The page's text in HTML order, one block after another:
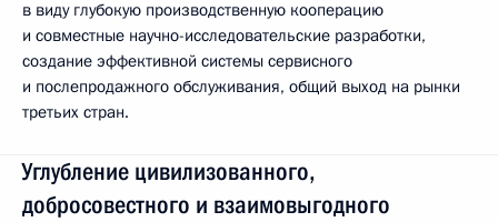
в виду глубокую производственную кооперацию
и совместные научно-исследовательские разработки,
создание эффективной системы сервисного
и послепродажного обслуживания, общий выход на рынки
третьих стран.
Углубление цивилизованного,
добросовестного и взаимовыгодного